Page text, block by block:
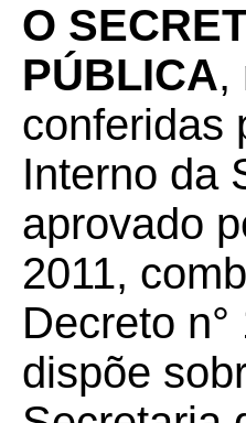
O
PÚBLICA,
conferidas
Interno da
aprovado
2011,
Decreto
dispõe